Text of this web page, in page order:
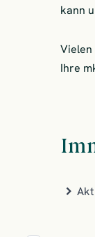
kann
Vielen
Ihre